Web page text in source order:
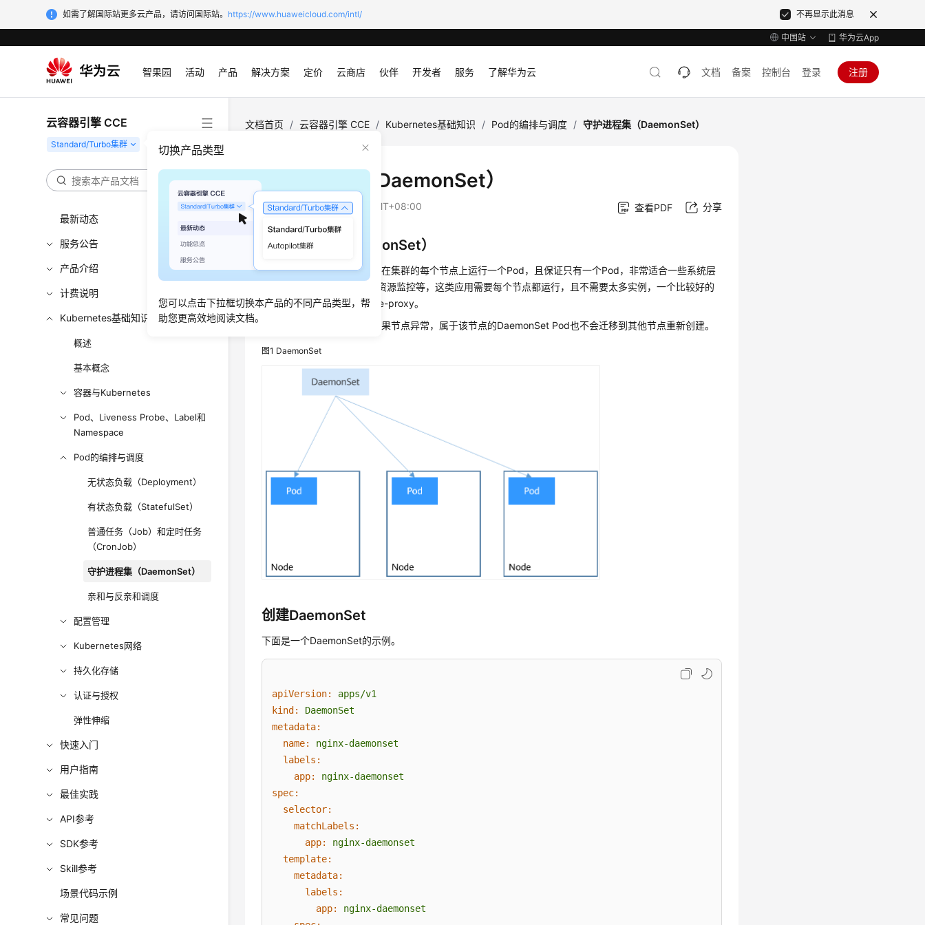
如需了解国际站更多云产品，请访问国际站。 https://www.huaweicloud.com/intl/ 不再显示此消息
中国站 华为云App
智果园 活动 产品 解决方案 定价 云商店 伙伴 开发者 服务 了解华为云 文档 备案 控制台 登录 注册
云容器引擎 CCE
切换产品类型
您可以点击下拉框切换本产品的不同产品类型，帮
助您更高效地阅读文档。
最新动态
服务公告
产品介绍
计费说明
Kubernetes基础知识
概述
基本概念
容器与Kubernetes
Pod、Liveness Probe、Label和
Namespace
Pod的编排与调度
无状态负载（Deployment）
有状态负载（StatefulSet）
普通任务（Job）和定时任务
（CronJob）
守护进程集（DaemonSet）
亲和与反亲和调度
配置管理
Kubernetes网络
持久化存储
认证与授权
弹性伸缩
快速入门
用户指南
最佳实践
API参考
SDK参考
Skill参考
场景代码示例
常见问题
文档首页 / 云容器引擎 CCE / Kubernetes基础知识 / Pod的编排与调度 / 守护进程集（DaemonSet）
守护进程集（DaemonSet）
更新时间：2026-07-07 GMT+08:00 查看PDF 分享
守护进程集（DaemonSet）
DaemonSet（守护进程集）在集群的每个节点上运行一个Pod，且保证只有一个Pod，非常适合一些系统层
面的应用，例如日志收集、资源监控等，这类应用需要每个节点都运行，且不需要太多实例，一个比较好的
例子就是Kubernetes的kube-proxy。
DaemonSet跟节点相关，如果节点异常，属于该节点的DaemonSet Pod也不会迁移到其他节点重新创建。
图1 DaemonSet
创建DaemonSet
下面是一个DaemonSet的示例。
apiVersion:
apps/v1
kind:
DaemonSet
metadata:
name:
nginx-daemonset
labels:
app:
nginx-daemonset
spec:
selector:
matchLabels:
app:
nginx-daemonset
template:
metadata:
labels:
app:
nginx-daemonset